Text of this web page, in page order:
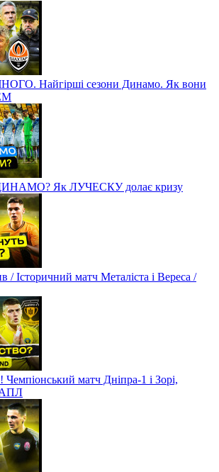
Найгірші сезони Динамо. Як вони
Як ЛУЧЕСКУ долає кризу
/ Історичний матч Металіста і Вереса /
Чемпіонський матч Дніпра-1 і Зорі,
АПЛ